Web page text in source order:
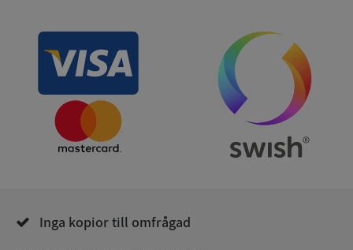
Inga kopior till omfrågad
ASP.NET_SessionId
Microsoft
Corporation
de.syna.se